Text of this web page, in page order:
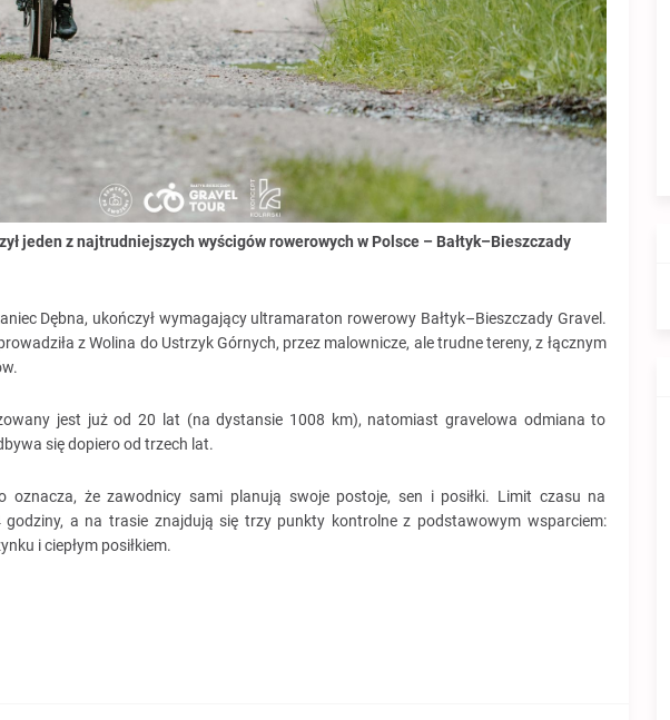
jeden z najtrudniejszych wyścigów rowerowych w Polsce – Bałtyk–Bieszczady
Dębna, ukończył wymagający ultramaraton rowerowy Bałtyk–Bieszczady Gravel.
z Wolina do Ustrzyk Górnych, przez malownicze, ale trudne tereny, z łącznym
jest już od 20 lat (na dystansie 1008 km), natomiast gravelowa odmiana to
się dopiero od trzech lat.
oznacza, że zawodnicy sami planują swoje postoje, sen i posiłki. Limit czasu na
godziny, a na trasie znajdują się trzy punkty kontrolne z podstawowym wsparciem:
i ciepłym posiłkiem.